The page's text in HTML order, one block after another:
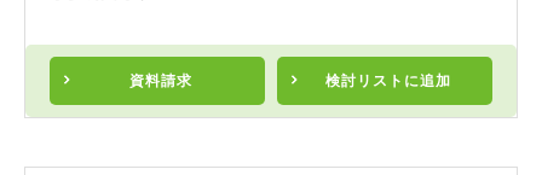
資料請求 検討リスト に追加